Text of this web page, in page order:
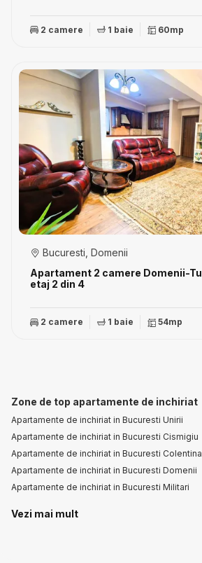
2 camere 1 baie 60mp
Apartament 2 camere Domenii-Turda, bloc 2015,
etaj 2 din 4
Bucuresti, Domenii
2 camere 1 baie 54mp
Zone de top apartamente de inchiriat
Apartamente de inchiriat in Bucuresti Unirii
Apartamente de inchiriat in Bucuresti Cismigiu
Apartamente de inchiriat in Bucuresti Colentina
Apartamente de inchiriat in Bucuresti Domenii
Apartamente de inchiriat in Bucuresti Militari
Vezi mai mult